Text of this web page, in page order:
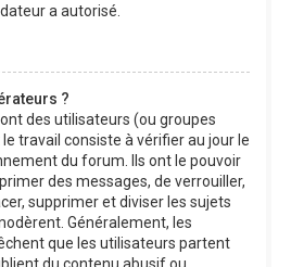
a autorisé.
?
des utilisateurs (ou groupes
travail consiste à vérifier au jour le
du forum. Ils ont le pouvoir
des messages, de verrouiller,
supprimer et diviser les sujets
Généralement, les
que les utilisateurs partent
du contenu abusif ou